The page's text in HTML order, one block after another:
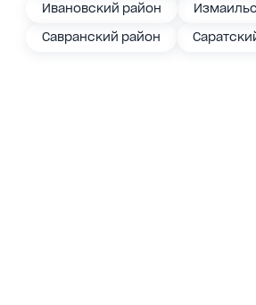
Ивановский район
Савранский район